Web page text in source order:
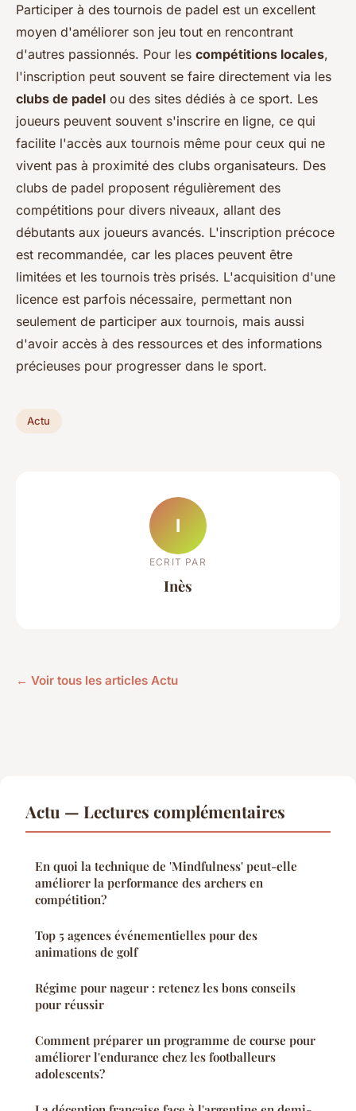
Participer à des tournois de padel est un excellent
moyen d'améliorer son jeu tout en rencontrant
d'autres passionnés. Pour les compétitions locales,
l'inscription peut souvent se faire directement via les
clubs de padel ou des sites dédiés à ce sport. Les
joueurs peuvent souvent s'inscrire en ligne, ce qui
facilite l'accès aux tournois même pour ceux qui ne
vivent pas à proximité des clubs organisateurs. Des
clubs de padel proposent régulièrement des
compétitions pour divers niveaux, allant des
débutants aux joueurs avancés. L'inscription précoce
est recommandée, car les places peuvent être
limitées et les tournois très prisés. L'acquisition d'une
licence est parfois nécessaire, permettant non
seulement de participer aux tournois, mais aussi
d'avoir accès à des ressources et des informations
précieuses pour progresser dans le sport.
Actu
I
ECRIT PAR
Inès
← Voir tous les articles Actu
Actu — Lectures complémentaires
En quoi la technique de 'Mindfulness' peut-elle
améliorer la performance des archers en
compétition?
Top 5 agences événementielles pour des
animations de golf
Régime pour nageur : retenez les bons conseils
pour réussir
Comment préparer un programme de course pour
améliorer l'endurance chez les footballeurs
adolescents?